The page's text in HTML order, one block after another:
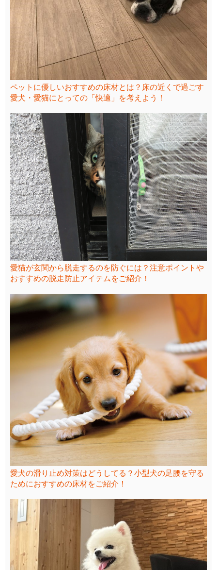
ペットに優しいおすすめの床材とは？床の近くで過ごす
愛犬・愛猫にとっての「快適」を考えよう！
愛猫が玄関から脱走するのを防ぐには？注意ポイントや
おすすめの脱走防止アイテムをご紹介！
愛犬の滑り止め対策はどうしてる？小型犬の足腰を守る
ためにおすすめの床材をご紹介！